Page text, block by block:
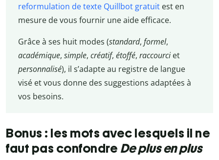
reformulation de texte Quillbot gratuitest en
mesure de vous fournir une aide efficace.
Grâce à ses huit modes (standard, formel,
académique, simple, créatif, étoffé, raccourciet
personnalisé), il s’adapte au registre de langue
visé et vous donne des suggestions adaptées à
vos besoins.
Bonus : les mots avec lesquels il ne
faut pas confondre De plus en plus